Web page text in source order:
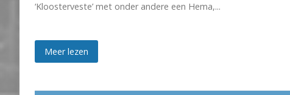
‘Kloosterveste’ met onder andere een Hema,...
Meer lezen